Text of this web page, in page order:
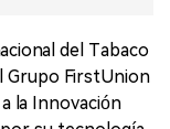
del Tabaco
Grupo FirstUnion
la Innovación